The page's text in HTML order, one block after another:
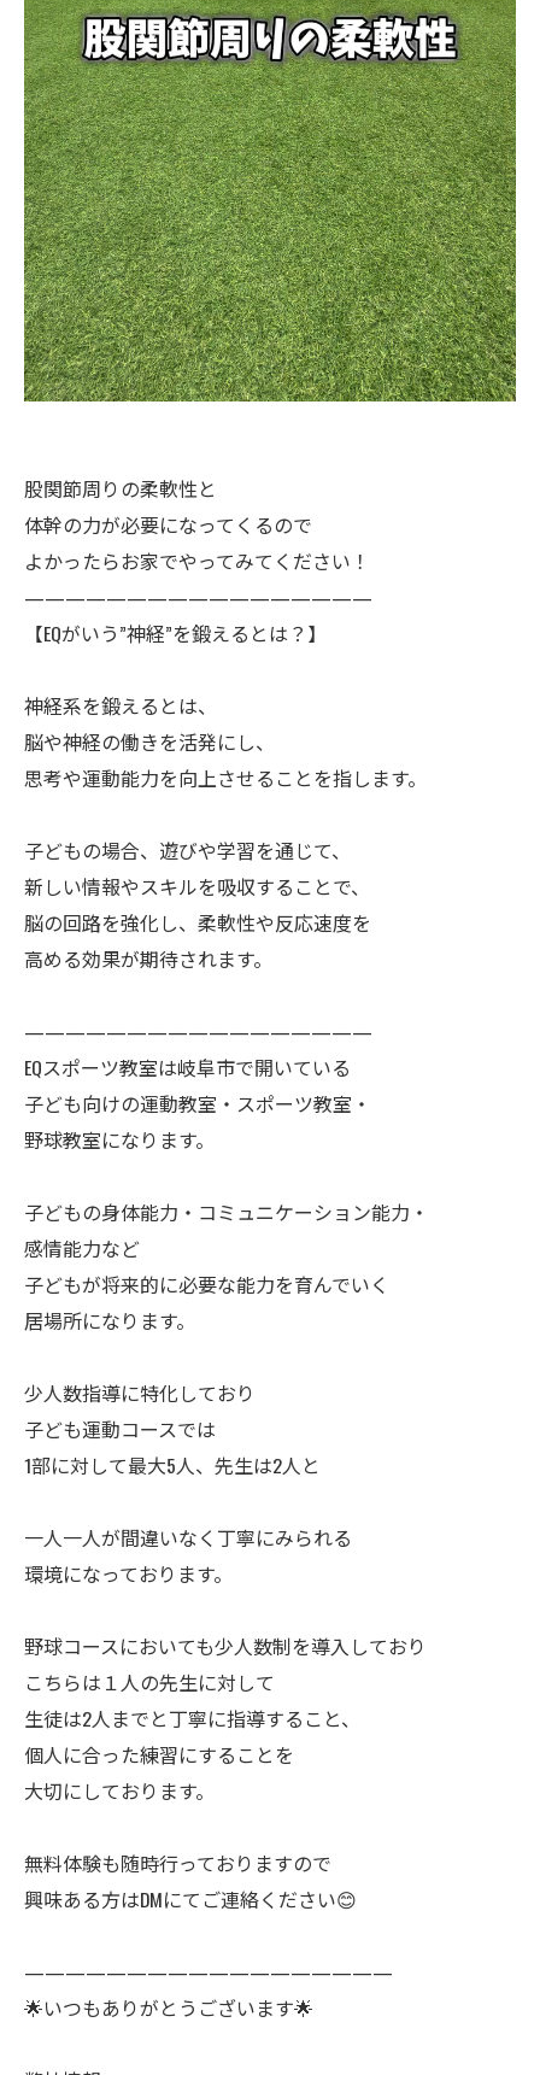
股関節周りの柔軟性と
体幹の力が必要になってくるので
よかったらお家でやってみてください！
—————————————————
【EQがいう”神経”を鍛えるとは？】
神経系を鍛えるとは、
脳や神経の働きを活発にし、
思考や運動能力を向上させることを指します。
子どもの場合、遊びや学習を通じて、
新しい情報やスキルを吸収することで、
脳の回路を強化し、柔軟性や反応速度を
高める効果が期待されます。
—————————————————
EQスポーツ教室は岐阜市で開いている
子ども向けの運動教室・スポーツ教室・
野球教室になります。
子どもの身体能力・コミュニケーション能力・
感情能力など
子どもが将来的に必要な能力を育んでいく
居場所になります。
少人数指導に特化しており
子ども運動コースでは
1部に対して最大5人、先生は2人と
一人一人が間違いなく丁寧にみられる
環境になっております。
野球コースにおいても少人数制を導入しており
こちらは１人の先生に対して
生徒は2人までと丁寧に指導すること、
個人に合った練習にすることを
大切にしております。
無料体験も随時行っておりますので
興味ある方はDMにてご連絡ください😊
——————————————————
🌟いつもありがとうございます🌟